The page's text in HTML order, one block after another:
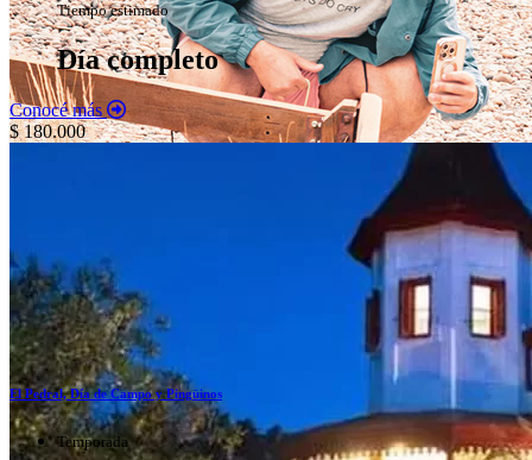
Tiempo estimado
Día completo
Conocé más
$ 180.000
El Pedral, Día de Campo y Pingüinos
Temporada